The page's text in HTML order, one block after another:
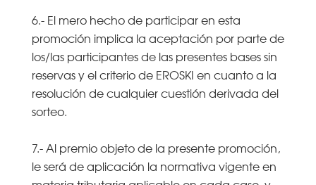
6.- El mero hecho de participar en esta
promoción implica la aceptación por parte de
los/las participantes de las presentes bases sin
reservas y el criterio de EROSKI en cuanto a la
resolución de cualquier cuestión derivada del
sorteo.
7.- Al premio objeto de la presente promoción,
le será de aplicación la normativa vigente en